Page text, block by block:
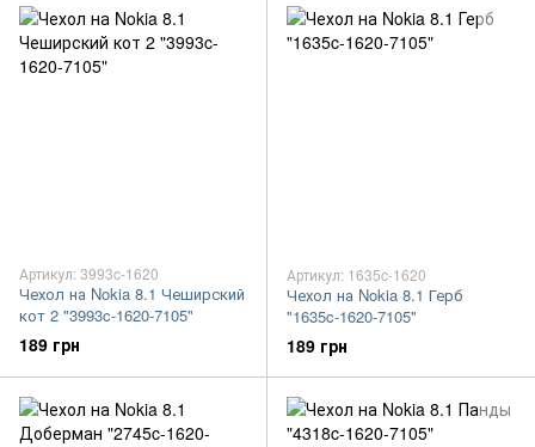
Артикул: 3993c-1620
Чехол на Nokia 8.1 Чеширский
кот 2 "3993c-1620-7105"
189 грн
Артикул: 1635c-1620
Чехол на Nokia 8.1 Герб
"1635c-1620-7105"
189 грн